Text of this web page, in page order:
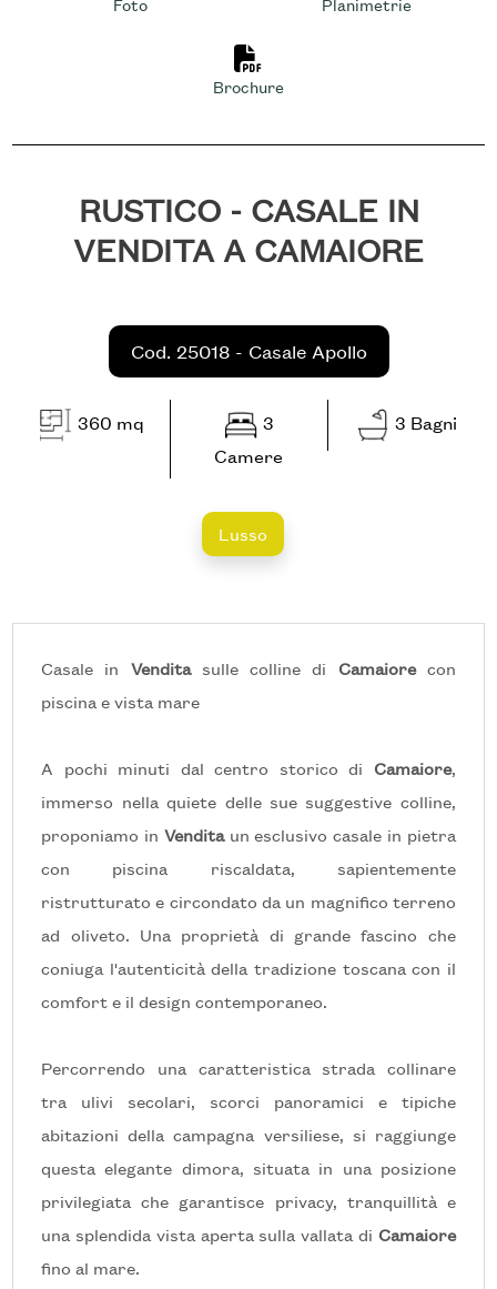
Foto Planimetrie
Brochure
RUSTICO - CASALE IN
VENDITA A CAMAIORE
Cod. 25018 - Casale Apollo
360 mq
3
Camere
3 Bagni
Lusso
Casale in Venditasulle colline di Camaiorecon
piscina e vista mare
A pochi minuti dal centro storico di Camaiore,
immerso nella quiete delle sue suggestive colline,
proponiamo in Venditaun esclusivo casale in pietra
con piscina riscaldata, sapientemente
ristrutturato e circondato da un magnifico terreno
ad oliveto. Una proprietà di grande fascino che
coniuga l'autenticità della tradizione toscana con il
comfort e il design contemporaneo.
Percorrendo una caratteristica strada collinare
tra ulivi secolari, scorci panoramici e tipiche
abitazioni della campagna versiliese, si raggiunge
questa elegante dimora, situata in una posizione
privilegiata che garantisce privacy, tranquillità e
una splendida vista aperta sulla vallata di Camaiore
fino al mare.
multiscelta
Qualsiasi
Totale
mq
Qualsiasi
1
2